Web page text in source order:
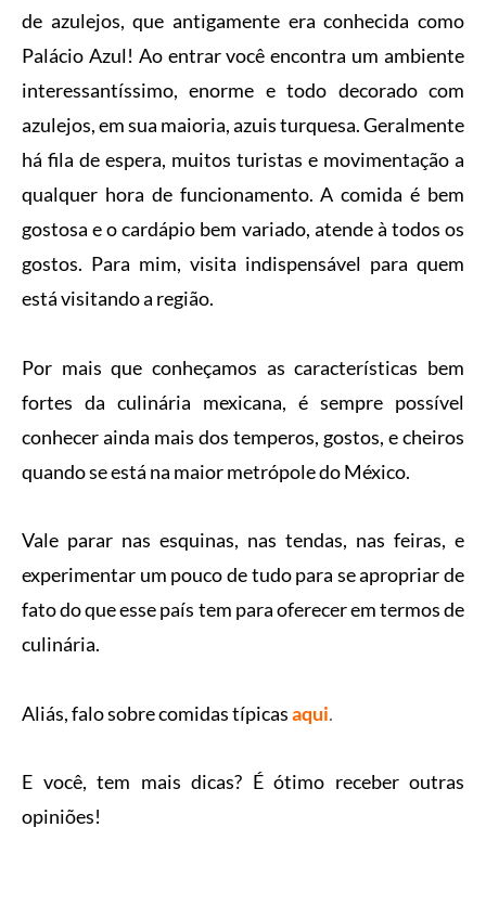
de azulejos, que antigamente era conhecida como
Palácio Azul! Ao entrar você encontra um ambiente
interessantíssimo, enorme e todo decorado com
azulejos, em sua maioria, azuis turquesa. Geralmente
há fila de espera, muitos turistas e movimentação a
qualquer hora de funcionamento. A comida é bem
gostosa e o cardápio bem variado, atende à todos os
gostos. Para mim, visita indispensável para quem
está visitando a região.
Por mais que conheçamos as características bem
fortes da culinária mexicana, é sempre possível
conhecer ainda mais dos temperos, gostos, e cheiros
quando se está na maior metrópole do México.
Vale parar nas esquinas, nas tendas, nas feiras, e
experimentar um pouco de tudo para se apropriar de
fato do que esse país tem para oferecer em termos de
culinária.
Aliás, falo sobre comidas típicasaqui.
E você, tem mais dicas? É ótimo receber outras
opiniões!